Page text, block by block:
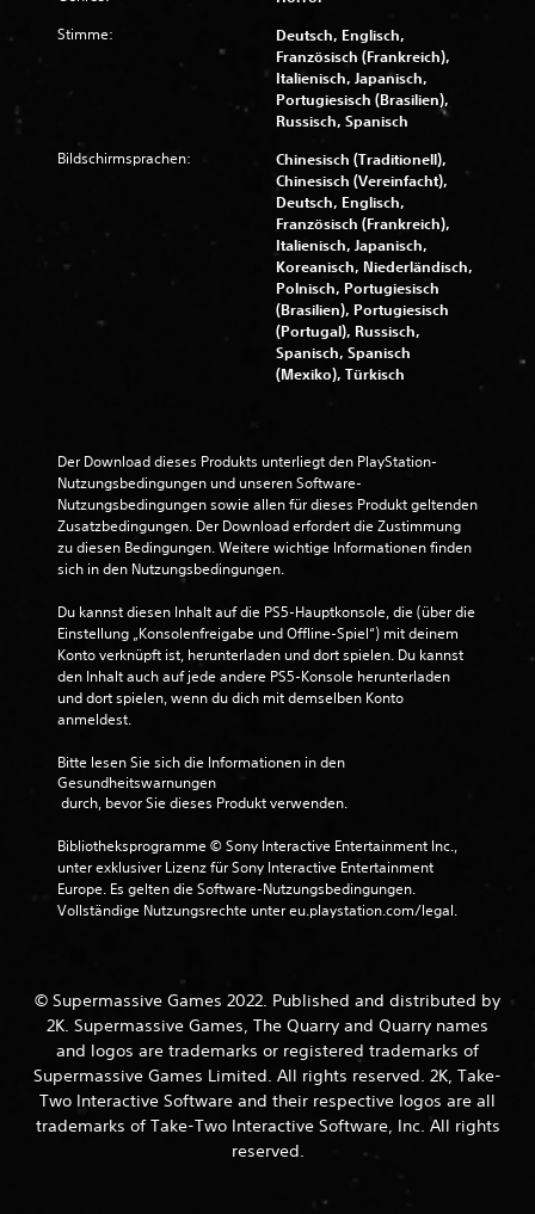
Stimme:
Deutsch, Englisch,
Französisch (Frankreich),
Italienisch, Japanisch,
Portugiesisch (Brasilien),
Russisch, Spanisch
Bildschirmsprachen:
Chinesisch (Traditionell),
Chinesisch (Vereinfacht),
Deutsch, Englisch,
Französisch (Frankreich),
Italienisch, Japanisch,
Koreanisch, Niederländisch,
Polnisch, Portugiesisch
(Brasilien), Portugiesisch
(Portugal), Russisch,
Spanisch, Spanisch
(Mexiko), Türkisch
Der Download dieses Produkts unterliegt den PlayStation-
Nutzungsbedingungen und unseren Software-
Nutzungsbedingungen sowie allen für dieses Produkt geltenden
Zusatzbedingungen. Der Download erfordert die Zustimmung
zu diesen Bedingungen. Weitere wichtige Informationen finden
sich in den Nutzungsbedingungen.
Du kannst diesen Inhalt auf die PS5-Hauptkonsole, die (über die
Einstellung „Konsolenfreigabe und Offline-Spiel“) mit deinem
Konto verknüpft ist, herunterladen und dort spielen. Du kannst
den Inhalt auch auf jede andere PS5-Konsole herunterladen
und dort spielen, wenn du dich mit demselben Konto
anmeldest.
Bitte lesen Sie sich die Informationen in den
Gesundheitswarnungen
durch, bevor Sie dieses Produkt verwenden.
Bibliotheksprogramme © Sony Interactive Entertainment Inc.,
unter exklusiver Lizenz für Sony Interactive Entertainment
Europe. Es gelten die Software-Nutzungsbedingungen.
Vollständige Nutzungsrechte unter eu.playstation.com/legal.
© Supermassive Games 2022. Published and distributed by
2K. Supermassive Games, The Quarry and Quarry names
and logos are trademarks or registered trademarks of
Supermassive Games Limited. All rights reserved. 2K, Take-
Two Interactive Software and their respective logos are all
trademarks of Take-Two Interactive Software, Inc. All rights
reserved.